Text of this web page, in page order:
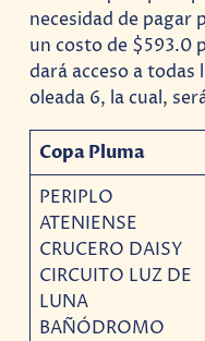
necesidad de pagar
un costo de $593.0
dará acceso a todas
oleada 6, la cual,
Copa Pluma
PERIPLO
ATENIENSE
CRUCERO DAISY
CIRCUITO LUZ DE
LUNA
BAÑÓDROMO